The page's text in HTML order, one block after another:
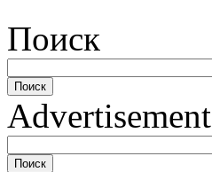
Поиск
Advertisement